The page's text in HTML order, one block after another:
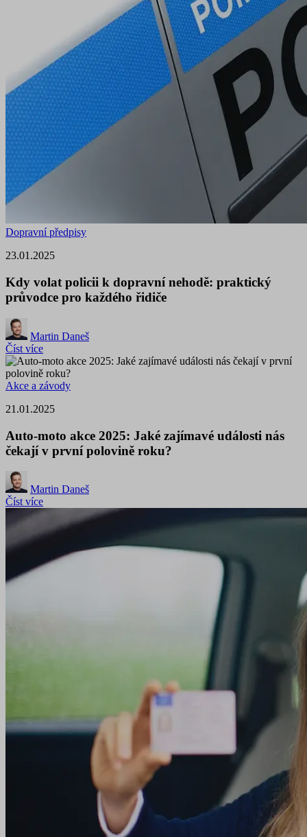
Dopravní předpisy
23.01.2025
Kdy volat policii k dopravní nehodě: praktický
průvodce pro každého řidiče
Martin Daneš
Číst více
Akce a závody
21.01.2025
Auto-moto akce 2025: Jaké zajímavé události nás
čekají v první polovině roku?
Martin Daneš
Číst více